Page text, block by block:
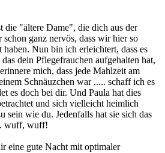
die "ältere Dame", die dich aus der
ganz nervös, dass wir hier so
Nun bin ich erleichtert, dass es
dein Pflegefrauchen aufgehalten hat,
mich, dass jede Mahlzeit am
Schnäuzchen war ..... schaff ich es
es doch bei dir. Und Paula hat dies
und sich vielleicht heimlich
sein wie du. Jedenfalls hat sie sich das
wuff, wuff!
eine gute Nacht mit optimaler